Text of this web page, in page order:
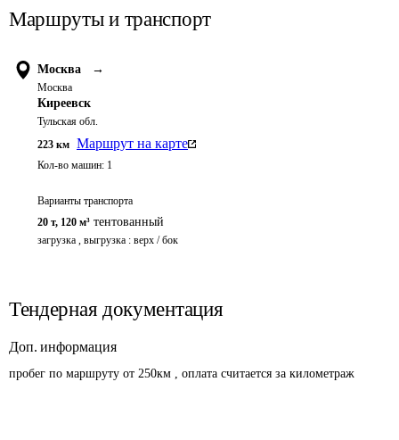
Маршруты и транспорт
Москва →
Москва
Киреевск
Тульская обл.
223 км Маршрут на карте
Кол-во машин: 1
Варианты транспорта
20 т, 120 м³ тентованный
загрузка , выгрузка : верх / бок
Тендерная документация
Доп. информация
пробег по маршруту от 250км , оплата считается за километраж